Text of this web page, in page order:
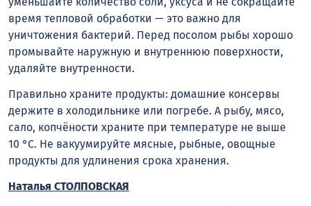
время тепловой обработки — это важно для
уничтожения бактерий. Перед посолом рыбы хорошо
промывайте наружную и внутреннюю поверхности,
удаляйте внутренности.
Правильно храните продукты: домашние консервы
держите в холодильнике или погребе. А рыбу, мясо,
сало, копчёности храните при температуре не выше
10 °C. Не вакуумируйте мясные, рыбные, овощные
продукты для удлинения срока хранения.
Наталья СТОЛПОВСКАЯ